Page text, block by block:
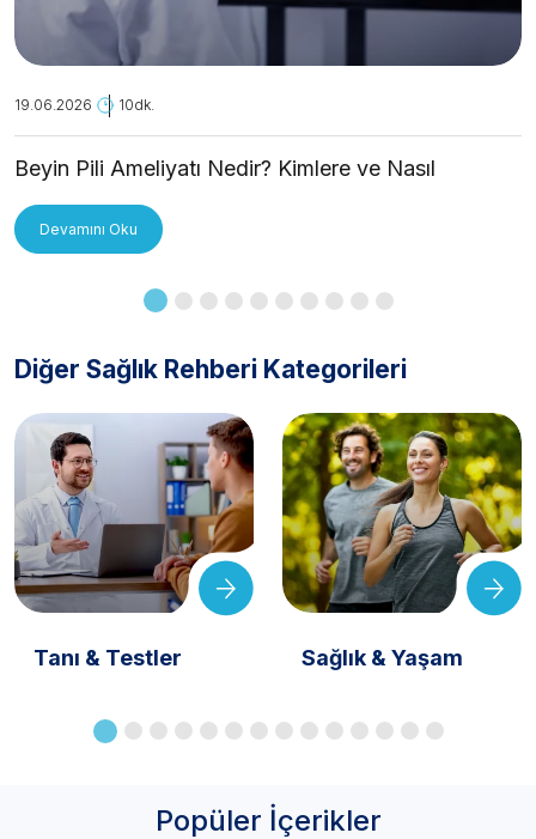
19.06.2026 10dk.
Beyin Pili Ameliyatı Nedir? Kimlere ve Nasıl
Devamını Oku
Diğer Sağlık Rehberi Kategorileri
Tanı & Testler Sağlık & Yaşam
Popüler İçerikler